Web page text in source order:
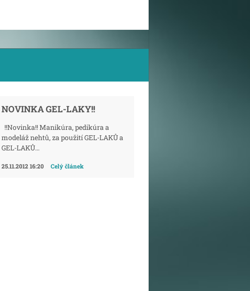
NOVINKA GEL-LAKY!!
!!Novinka!! Manikúra, pedikúra a
modeláž nehtů, za použití GEL-LAKŮ a
GEL-LAKŮ...
25.11.2012 16:20 Celý článek